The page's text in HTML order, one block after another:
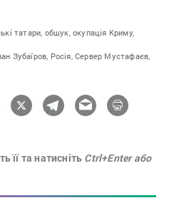
татари, обшук, окупація Криму,
Зубаїров, Росія, Сервер Мустафаєв,
її та натисніть Ctrl+Enter або